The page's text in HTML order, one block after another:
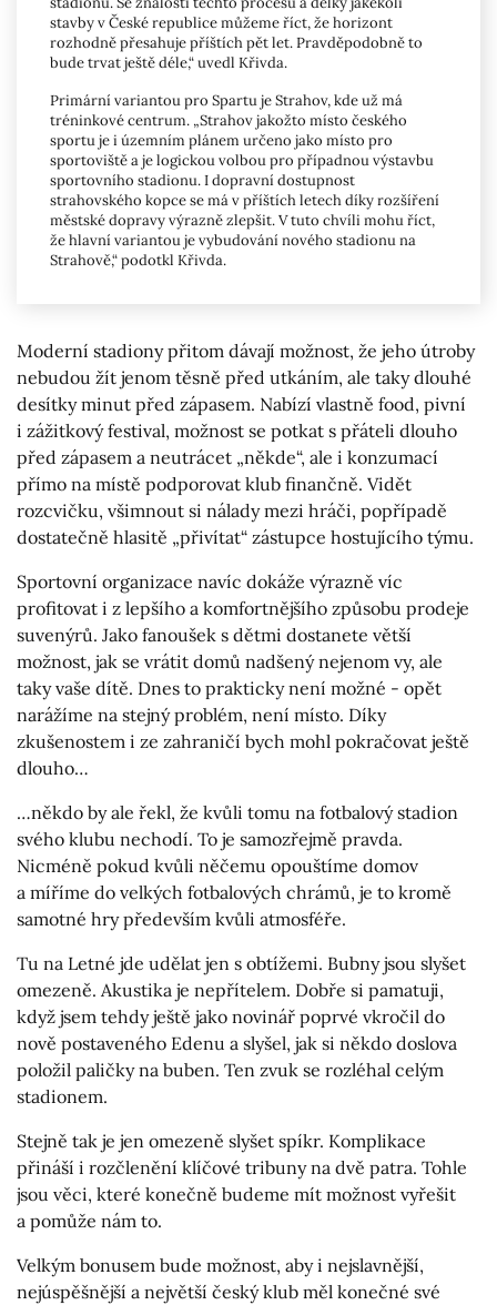
stavby v České republice můžeme říct, že horizont
rozhodně přesahuje příštích pět let. Pravděpodobně to
bude trvat ještě déle,“ uvedl Křivda.
Primární variantou pro Spartu je Strahov, kde už má
tréninkové centrum. „Strahov jakožto místo českého
sportu je i územním plánem určeno jako místo pro
sportoviště a je logickou volbou pro případnou výstavbu
sportovního stadionu. I dopravní dostupnost
strahovského kopce se má v příštích letech díky rozšíření
městské dopravy výrazně zlepšit. V tuto chvíli mohu říct,
že hlavní variantou je vybudování nového stadionu na
Strahově,“ podotkl Křivda.
Moderní stadiony přitom dávají možnost, že jeho útroby
nebudou žít jenom těsně před utkáním, ale taky dlouhé
desítky minut před zápasem. Nabízí vlastně food, pivní
i zážitkový festival, možnost se potkat s přáteli dlouho
před zápasem a neutrácet „někde“, ale i konzumací
přímo na místě podporovat klub finančně. Vidět
rozcvičku, všimnout si nálady mezi hráči, popřípadě
dostatečně hlasitě „přivítat“ zástupce hostujícího týmu.
Sportovní organizace navíc dokáže výrazně víc
profitovat i z lepšího a komfortnějšího způsobu prodeje
suvenýrů. Jako fanoušek s dětmi dostanete větší
možnost, jak se vrátit domů nadšený nejenom vy, ale
taky vaše dítě. Dnes to prakticky není možné - opět
narážíme na stejný problém, není místo. Díky
zkušenostem i ze zahraničí bych mohl pokračovat ještě
dlouho…
…někdo by ale řekl, že kvůli tomu na fotbalový stadion
svého klubu nechodí. To je samozřejmě pravda.
Nicméně pokud kvůli něčemu opouštíme domov
a míříme do velkých fotbalových chrámů, je to kromě
samotné hry především kvůli atmosféře.
Tu na Letné jde udělat jen s obtížemi. Bubny jsou slyšet
omezeně. Akustika je nepřítelem. Dobře si pamatuji,
když jsem tehdy ještě jako novinář poprvé vkročil do
nově postaveného Edenu a slyšel, jak si někdo doslova
položil paličky na buben. Ten zvuk se rozléhal celým
stadionem.
Stejně tak je jen omezeně slyšet spíkr. Komplikace
přináší i rozčlenění klíčové tribuny na dvě patra. Tohle
jsou věci, které konečně budeme mít možnost vyřešit
a pomůže nám to.
Velkým bonusem bude možnost, aby i nejslavnější,
nejúspěšnější a největší český klub měl konečné své